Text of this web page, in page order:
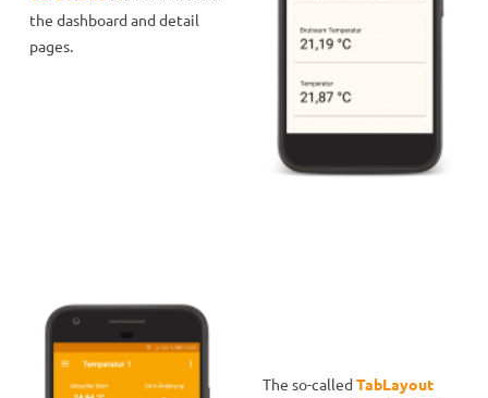
the dashboard and detail
pages.
The so-calledTabLayout